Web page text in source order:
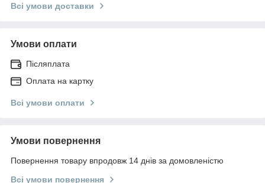
Всі умови доставки
Умови оплати
Післяплата
Оплата на картку
Всі умови оплати
Умови повернення
Повернення товару впродовж 14 днів за домовленістю
Всі умови повернення